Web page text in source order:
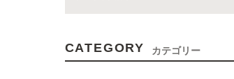
CATEGORY カテゴリー